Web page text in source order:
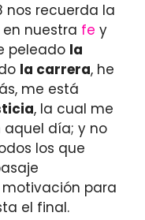
nos recuerda la
nuestra fe y
peleado la
la carrera, he
me está
, la cual me
aquel día; y no
los que
para
el final.